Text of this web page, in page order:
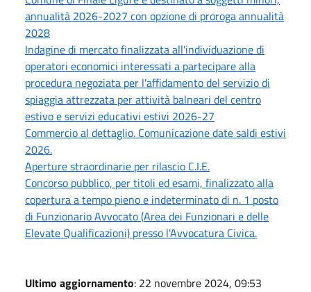
annualità 2026-2027 con opzione di proroga annualità
2028
Indagine di mercato finalizzata all'individuazione di
operatori economici interessati a partecipare alla
procedura negoziata per l'affidamento del servizio di
spiaggia attrezzata per attività balneari del centro
estivo e servizi educativi estivi 2026-27
Commercio al dettaglio. Comunicazione date saldi estivi
2026.
Aperture straordinarie per rilascio C.I.E.
Concorso pubblico, per titoli ed esami, finalizzato alla
copertura a tempo pieno e indeterminato di n. 1 posto
di Funzionario Avvocato (Area dei Funzionari e delle
Elevate Qualificazioni) presso l'Avvocatura Civica.
Ultimo aggiornamento: 22 novembre 2024, 09:53